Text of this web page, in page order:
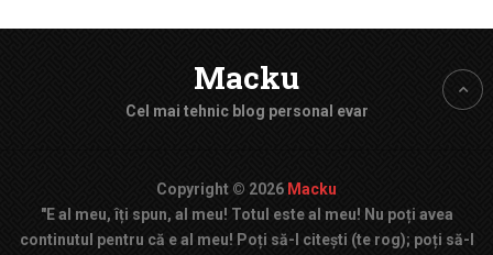
Macku
Cel mai tehnic blog personal evar
Copyright © 2026 Macku
"E al meu, îți spun, al meu! Totul este al meu! Nu poți avea
continutul pentru că e al meu! Poți să-l citești (te rog); poți să-l